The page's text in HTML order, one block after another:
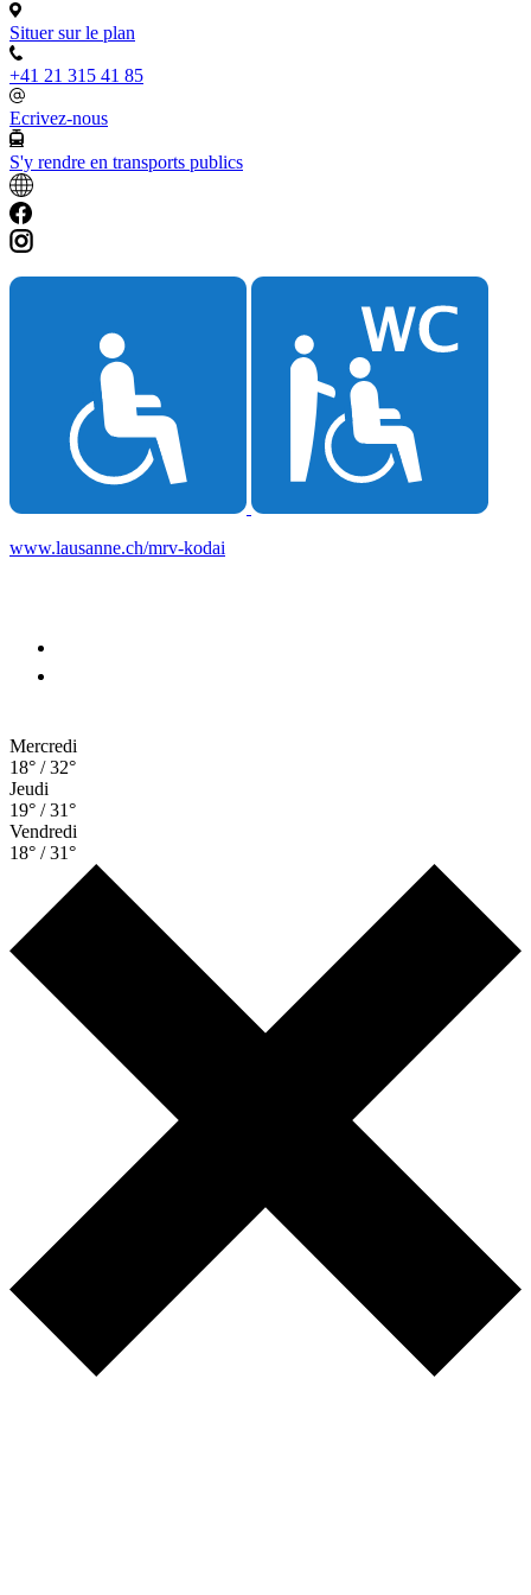
Situer sur le plan
+41 21 315 41 85
Ecrivez-nous
S'y rendre en transports publics
www.lausanne.ch/mrv-kodai
Mercredi
18° / 32°
Jeudi
19° / 31°
Vendredi
18° / 31°